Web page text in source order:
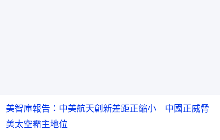
美智庫報告：中美航天創新差距正縮小 中國正威脅
美太空霸主地位